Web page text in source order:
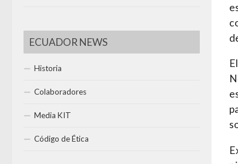
ECUADOR NEWS
Historia
Colaboradores
Media KIT
Código de Ética